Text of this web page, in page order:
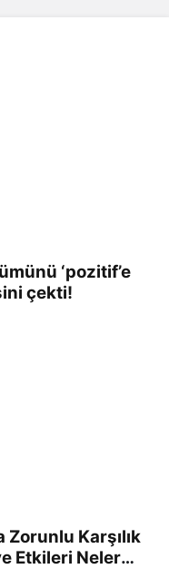
‘pozitif’e
çekti!
Zorunlu Karşılık
Etkileri Neler